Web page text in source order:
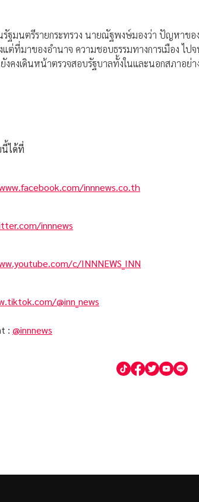
รัฐมนตรีรายกระทรวง นายณัฐพงษ์มองว่า ปัญหาขอ
แต่ที่มาของอำนาจ ความชอบธรรมทางการเมือง ไป
คงเดินหน้าตรวจสอบรัฐบาลทั้งในและนอกสภาอย่า
ได้ที่
innnews.co.th
innnews
c/INNNEWS_INN
@inn_news
: @innnews